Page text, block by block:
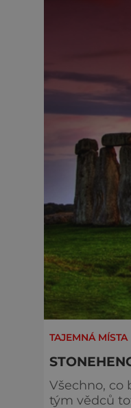
TAJEMNÁ MÍSTA
Všechno, co
tým vědců